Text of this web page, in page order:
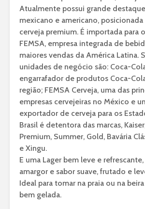
Atualmente possui grande
mexicano e americano,
cerveja premium. É importada para
FEMSA, empresa integrada de
maiores vendas da América Latina.
unidades de negócio são: Coca-
engarrafador de produtos Coca-
região; FEMSA Cerveja, uma das
empresas cervejeiras no México e
exportador de cerveja para os
Brasil é detentora das marcas,
Premium, Summer, Gold, Bavária
e Xingu.
E uma Lager bem leve e
amargor e sabor suave, frutado e
Ideal para tomar na praia ou na
bem gelada.